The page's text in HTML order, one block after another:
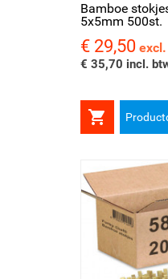
Bamboe
5x5mm 500st.
Prijs
€ 29,50
€ 35,70 incl.
